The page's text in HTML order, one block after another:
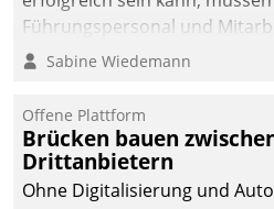
Führungspersonal und
verändern und anzupassen,
Sabine Wiedemann
Offene Plattform
Brücken bauen
Drittanbietern
Ohne Digitalisierung und